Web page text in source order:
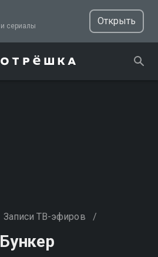
ТВ, фильмы и сериалы
Открыть
Записи ТВ-эфиров /
Бункер